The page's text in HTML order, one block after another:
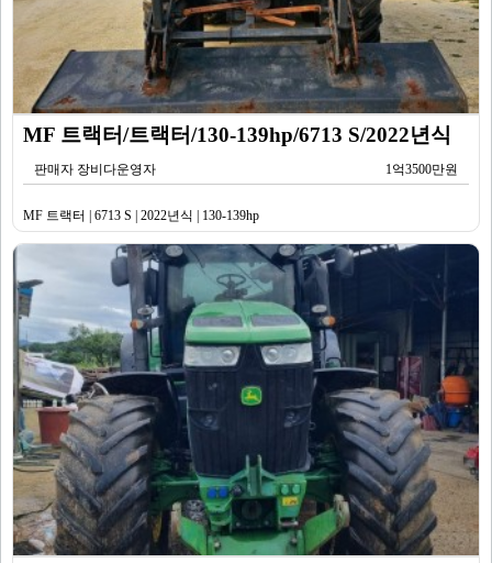
MF 트랙터/트랙터/130-139hp/6713 S/2022년식
판매자 장비다운영자 1억3500만원
MF 트랙터 | 6713 S | 2022년식 | 130-139hp